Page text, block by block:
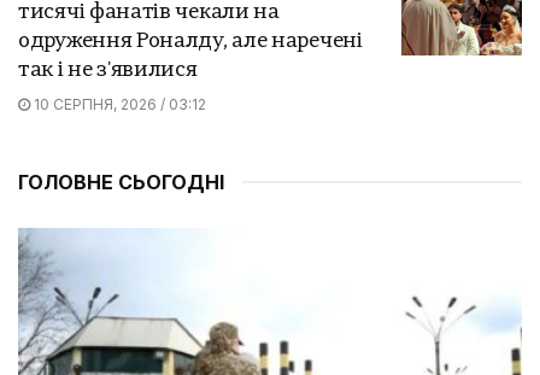
тисячі фанатів чекали на
одруження Роналду, але наречені
так і не з'явилися
10 СЕРПНЯ, 2026 / 03:12
ГОЛОВНЕ СЬОГОДНІ